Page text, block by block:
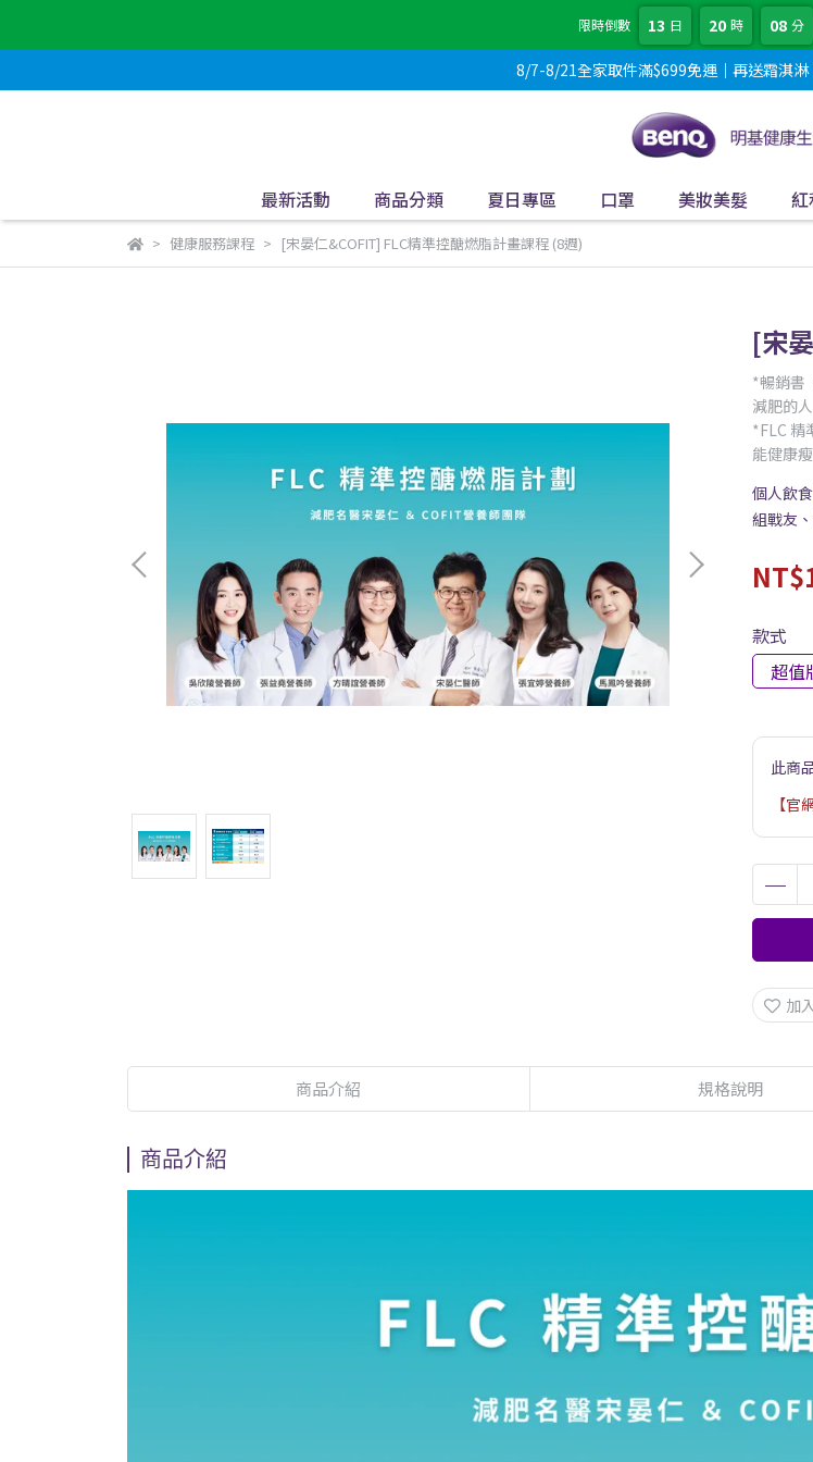
限時倒數 13 日 20 時 08 分
8/7-8/21全家取件滿$699免運｜再送霜淇
最新活動 商品分類 夏日專區 口罩 美妝美髮
健康服務課程 [宋晏仁&COFIT] FLC精準控醣燃脂計畫課程 (8週)
[宋
*暢銷書
減肥的
*FLC 精
能健康
個人飲
組戰友
款式
超值
此商
【
加
商品介紹 規格說明
商品介紹